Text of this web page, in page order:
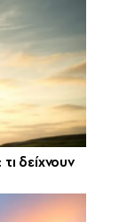
δείχνουν